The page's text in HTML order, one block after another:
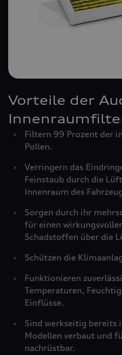
Vorteile der
›
Filtern 99 Prozent der
Pollen.
›
Verringern das
Feinstaub durch die
Innenraum des
›
Sorgen durch ihr
für einen
Schadstoffen über die
›
Schützen die
›
Funktionieren
Temperaturen,
Einflüsse.
›
Sind werkseitig bereits
Modellen verbaut und
nachrüstbar.